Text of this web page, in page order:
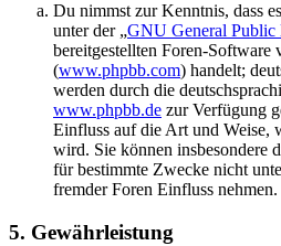
Du nimmst zur Kenntnis, dass
unter der „GNU General Public
bereitgestellten Foren-
(www.phpbb.com) handelt;
werden durch die
www.phpbb.de zur Verfügung
Einfluss auf die Art und Weise,
wird. Sie können insbesondere
für bestimmte Zwecke nicht
fremder Foren Einfluss nehmen.
5. Gewährleistung